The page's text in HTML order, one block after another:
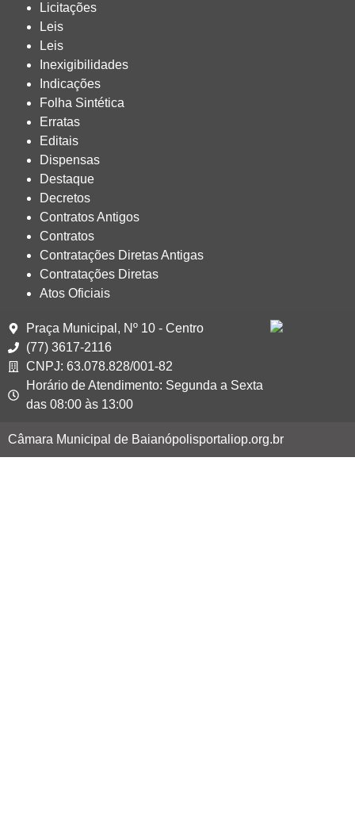
Licitações
Leis
Leis
Inexigibilidades
Indicações
Folha Sintética
Erratas
Editais
Dispensas
Destaque
Decretos
Contratos Antigos
Contratos
Contratações Diretas Antigas
Contratações Diretas
Atos Oficiais
Praça Municipal, Nº 10 - Centro
(77) 3617-2116
CNPJ: 63.078.828/001-82
Horário de Atendimento: Segunda a Sexta
das 08:00 às 13:00
Câmara Municipal de Baianópolisportaliop.org.br